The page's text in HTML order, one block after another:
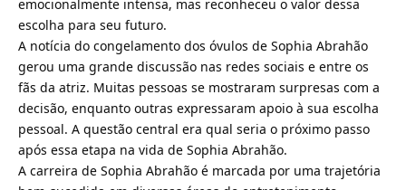
emocionalmente intensa, mas reconheceu o valor dessa
escolha para seu futuro.
A notícia do congelamento dos óvulos de Sophia Abrahão
gerou uma grande discussão nas redes sociais e entre os
fãs da atriz. Muitas pessoas se mostraram surpresas com a
decisão, enquanto outras expressaram apoio à sua escolha
pessoal. A questão central era qual seria o próximo passo
após essa etapa na vida de Sophia Abrahão.
A carreira de Sophia Abrahão é marcada por uma trajetória